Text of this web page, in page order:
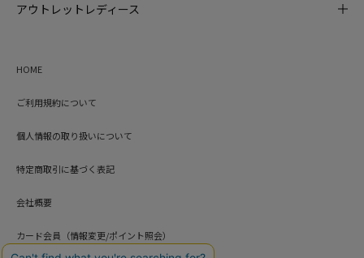
アウトレットレディース
HOME
ご利用規約について
個人情報の取り扱いについて
特定商取引に基づく表記
会社概要
カード会員（情報変更/ポイント照会）